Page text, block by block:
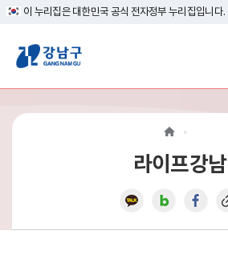
이 누리집은 대한민국 공식 전자정부 누리집입니다.
강
남
구
라이프강남